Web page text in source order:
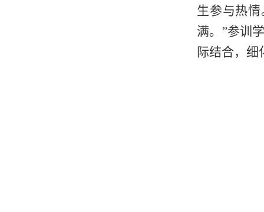
生参与热
满。”参训
际结合，细